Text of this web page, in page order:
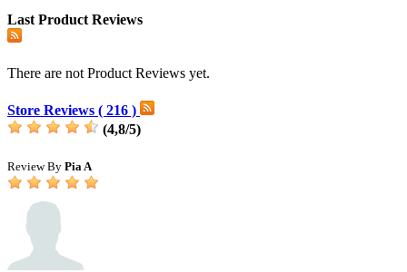
Last Product Reviews
There are not Product Reviews yet.
Store Reviews ( 216 )
(4,8/5)
Review By Pia A